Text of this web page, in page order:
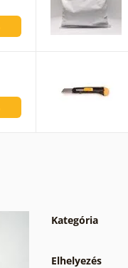
Kategória
Elhelyezés